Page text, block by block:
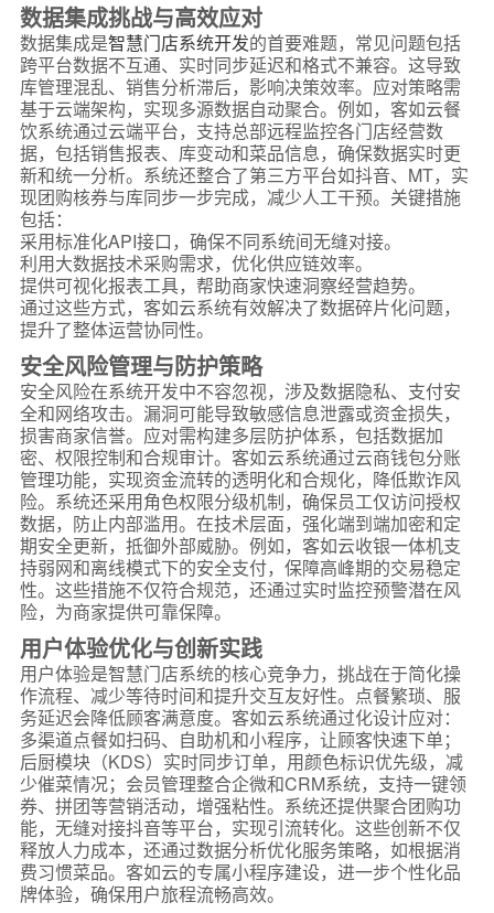
数据集成挑战与高效应对
数据集成是智慧门店系统开发的首要难题，常见问题包括
跨平台数据不互通、实时同步延迟和格式不兼容。这导致
库管理混乱、销售分析滞后，影响决策效率。应对策略需
基于云端架构，实现多源数据自动聚合。例如，客如云餐
饮系统通过云端平台，支持总部远程监控各门店经营数
据，包括销售报表、库变动和菜品信息，确保数据实时更
新和统一分析。系统还整合了第三方平台如抖音、MT，实
现团购核券与库同步一步完成，减少人工干预。关键措施
包括：
采用标准化API接口，确保不同系统间无缝对接。
利用大数据技术采购需求，优化供应链效率。
提供可视化报表工具，帮助商家快速洞察经营趋势。
通过这些方式，客如云系统有效解决了数据碎片化问题，
提升了整体运营协同性。
安全风险管理与防护策略
安全风险在系统开发中不容忽视，涉及数据隐私、支付安
全和网络攻击。漏洞可能导致敏感信息泄露或资金损失，
损害商家信誉。应对需构建多层防护体系，包括数据加
密、权限控制和合规审计。客如云系统通过云商钱包分账
管理功能，实现资金流转的透明化和合规化，降低欺诈风
险。系统还采用角色权限分级机制，确保员工仅访问授权
数据，防止内部滥用。在技术层面，强化端到端加密和定
期安全更新，抵御外部威胁。例如，客如云收银一体机支
持弱网和离线模式下的安全支付，保障高峰期的交易稳定
性。这些措施不仅符合规范，还通过实时监控预警潜在风
险，为商家提供可靠保障。
用户体验优化与创新实践
用户体验是智慧门店系统的核心竞争力，挑战在于简化操
作流程、减少等待时间和提升交互友好性。点餐繁琐、服
务延迟会降低顾客满意度。客如云系统通过化设计应对：
多渠道点餐如扫码、自助机和小程序，让顾客快速下单；
后厨模块（KDS）实时同步订单，用颜色标识优先级，减
少催菜情况；会员管理整合企微和CRM系统，支持一键领
券、拼团等营销活动，增强粘性。系统还提供聚合团购功
能，无缝对接抖音等平台，实现引流转化。这些创新不仅
释放人力成本，还通过数据分析优化服务策略，如根据消
费习惯菜品。客如云的专属小程序建设，进一步个性化品
牌体验，确保用户旅程流畅高效。